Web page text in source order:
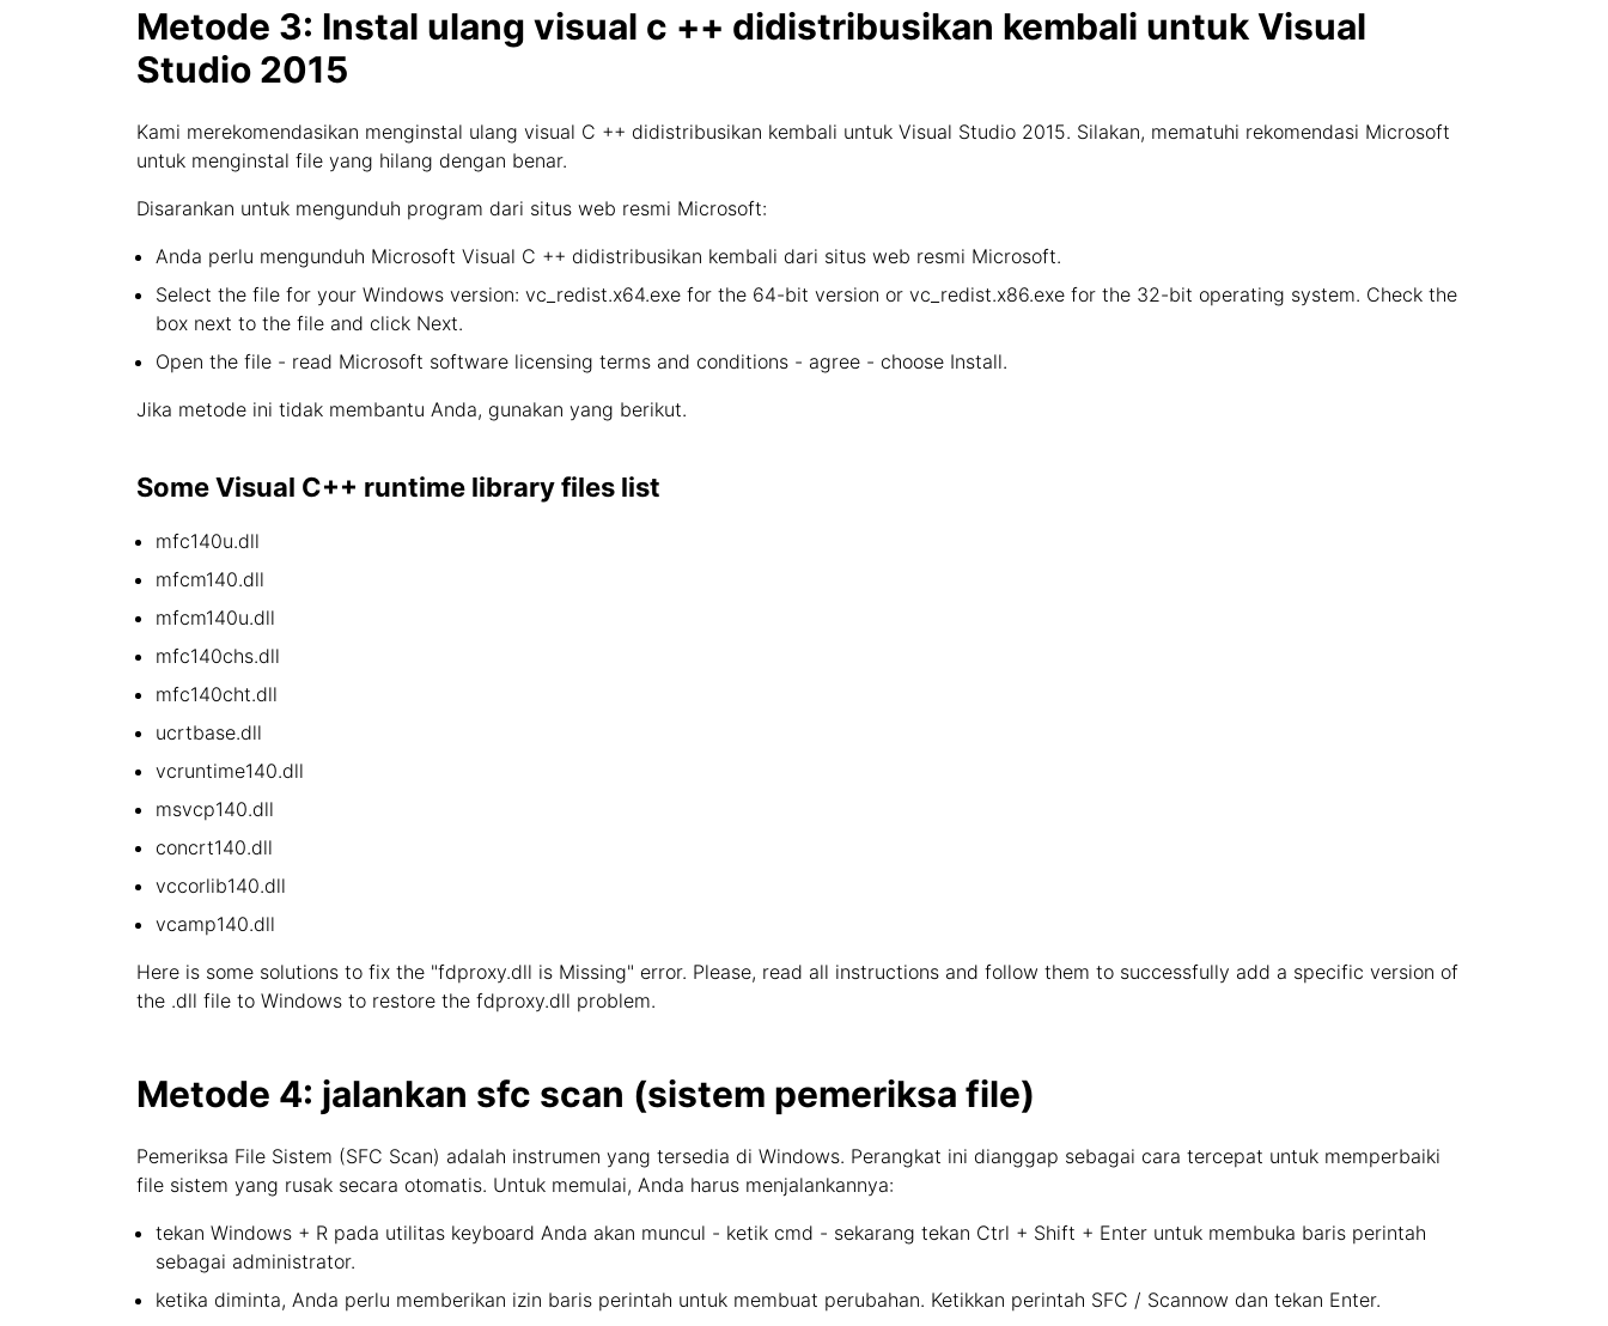
Metode 3: Instal ulang visual c ++ didistribusikan kembali untuk Visual
Studio 2015
Kami merekomendasikan menginstal ulang visual C ++ didistribusikan kembali untuk Visual Studio 2015. Silakan, mematuhi rekomendasi Microsoft
untuk menginstal file yang hilang dengan benar.
Disarankan untuk mengunduh program dari situs web resmi Microsoft:
Anda perlu mengunduh Microsoft Visual C ++ didistribusikan kembali dari situs web resmi Microsoft.
Select the file for your Windows version: vc_redist.x64.exe for the 64-bit version or vc_redist.x86.exe for the 32-bit operating system. Check the
box next to the file and click Next.
Open the file - read Microsoft software licensing terms and conditions - agree - choose Install.
Jika metode ini tidak membantu Anda, gunakan yang berikut.
Some Visual C++ runtime library files list
mfc140u.dll
mfcm140.dll
mfcm140u.dll
mfc140chs.dll
mfc140cht.dll
ucrtbase.dll
vcruntime140.dll
msvcp140.dll
concrt140.dll
vccorlib140.dll
vcamp140.dll
Here is some solutions to fix the "fdproxy.dll is Missing" error. Please, read all instructions and follow them to successfully add a specific version of
the .dll file to Windows to restore the fdproxy.dll problem.
Metode 4: jalankan sfc scan (sistem pemeriksa file)
Pemeriksa File Sistem (SFC Scan) adalah instrumen yang tersedia di Windows. Perangkat ini dianggap sebagai cara tercepat untuk memperbaiki
file sistem yang rusak secara otomatis. Untuk memulai, Anda harus menjalankannya:
tekan Windows + R pada utilitas keyboard Anda akan muncul - ketik cmd - sekarang tekan Ctrl + Shift + Enter untuk membuka baris perintah
sebagai administrator.
ketika diminta, Anda perlu memberikan izin baris perintah untuk membuat perubahan. Ketikkan perintah SFC / Scannow dan tekan Enter.